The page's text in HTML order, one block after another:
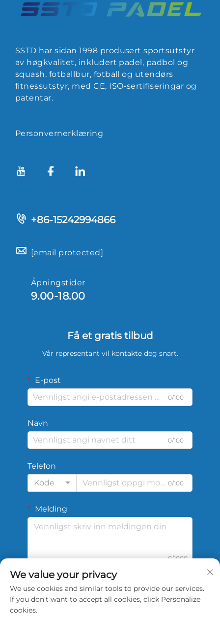
SSTD har sidan 1998 produsert sportsutstyr
av høgkvalitet, inkludert padel, padbol og
squash, fotballbur, fotball og utendørs
fitnessutstyr, med CE, ISO-sertifiseringar og
patentar.
Personvernerklæring
+86-15242994866
[email protected]
Åpningstider
9.00-18.00
Få et gratis tilbud
Vår representant vil kontakte deg snart.
E-post
0/100
Navn
0/100
Telefon
Kode
0/100
Melding
0/1000
Send inn
We value your privacy
We use cookies and similar tools to provide our services.
If you don't want to accept all cookies, click Personalize
cookies.